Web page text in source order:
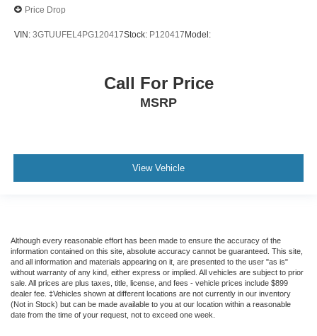
Price Drop
VIN: 3GTUUFEL4PG120417Stock: P120417Model:
Call For Price
MSRP
View Vehicle
Although every reasonable effort has been made to ensure the accuracy of the
information contained on this site, absolute accuracy cannot be guaranteed. This site,
and all information and materials appearing on it, are presented to the user "as is"
without warranty of any kind, either express or implied. All vehicles are subject to prior
sale. All prices are plus taxes, title, license, and fees - vehicle prices include $899
dealer fee. ‡Vehicles shown at different locations are not currently in our inventory
(Not in Stock) but can be made available to you at our location within a reasonable
date from the time of your request, not to exceed one week.